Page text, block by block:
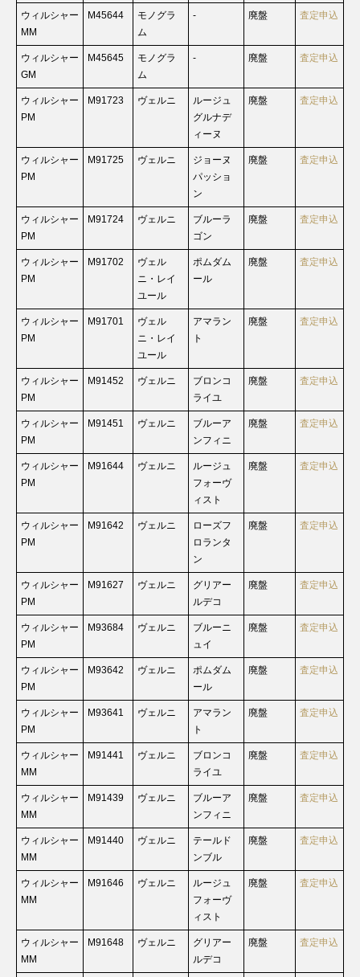
ウィルシャー
MM
M45644
モノグラ
ム
- 廃盤 査定申込
ウィルシャー
GM
M45645
モノグラ
ム
- 廃盤 査定申込
ウィルシャー
PM
M91723 ヴェルニ
ルージュ
グルナデ
ィーヌ
廃盤 査定申込
ウィルシャー
PM
M91725 ヴェルニ
ジョーヌ
パッショ
ン
廃盤 査定申込
ウィルシャー
PM
M91724 ヴェルニ
ブルーラ
ゴン
廃盤 査定申込
ウィルシャー
PM
M91702
ヴェル
ニ・レイ
ユール
ポムダム
ール
廃盤 査定申込
ウィルシャー
PM
M91701
ヴェル
ニ・レイ
ユール
アマラン
ト
廃盤 査定申込
ウィルシャー
PM
M91452 ヴェルニ
ブロンコ
ライユ
廃盤 査定申込
ウィルシャー
PM
M91451 ヴェルニ
ブルーア
ンフィニ
廃盤 査定申込
ウィルシャー
PM
M91644 ヴェルニ
ルージュ
フォーヴ
ィスト
廃盤 査定申込
ウィルシャー
PM
M91642 ヴェルニ
ローズフ
ロランタ
ン
廃盤 査定申込
ウィルシャー
PM
M91627 ヴェルニ
グリアー
ルデコ
廃盤 査定申込
ウィルシャー
PM
M93684 ヴェルニ
ブルーニ
ュイ
廃盤 査定申込
ウィルシャー
PM
M93642 ヴェルニ
ポムダム
ール
廃盤 査定申込
ウィルシャー
PM
M93641 ヴェルニ
アマラン
ト
廃盤 査定申込
ウィルシャー
MM
M91441 ヴェルニ
ブロンコ
ライユ
廃盤 査定申込
ウィルシャー
MM
M91439 ヴェルニ
ブルーア
ンフィニ
廃盤 査定申込
ウィルシャー
MM
M91440 ヴェルニ
テールド
ンブル
廃盤 査定申込
ウィルシャー
MM
M91646 ヴェルニ
ルージュ
フォーヴ
ィスト
廃盤 査定申込
ウィルシャー
MM
M91648 ヴェルニ
グリアー
ルデコ
廃盤 査定申込